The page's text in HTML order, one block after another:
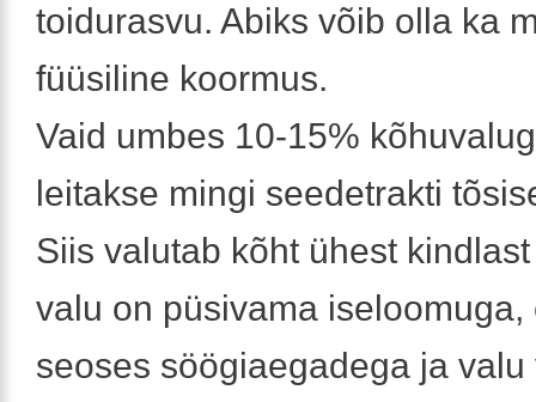
toidurasvu. Abiks võib olla ka
füüsiline koormus.
Vaid umbes 10-15%
leitakse mingi seedetrakti
Siis valutab kõht ühest
valu on püsivama iseloomuga,
seoses söögiaegadega ja